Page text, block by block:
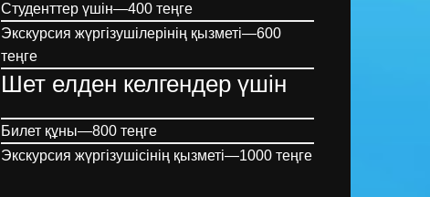
Студенттер үшін—400 теңге
Экскурсия жүргізушілерінің қызметі—600
теңге
Шет елден келгендер үшін
Билет құны—800 теңге
Экскурсия жүргізушісінің қызметі—1000 теңге